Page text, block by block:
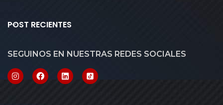
POST RECIENTES
SEGUINOS EN NUESTRAS REDES SOCIALES